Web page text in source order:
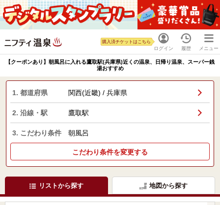
ログイン
購入済チケットはこちら
履歴 メニュー
【クーポンあり】朝風呂に入れる鷹取駅(兵庫県)近くの温泉、日帰り温泉、スーパー銭
湯おすすめ
1. 都道府県 関西(近畿) / 兵庫県
2. 沿線・駅 鷹取駅
3. こだわり条件 朝風呂
こだわり条件を変更する
リストから探す 地図から探す